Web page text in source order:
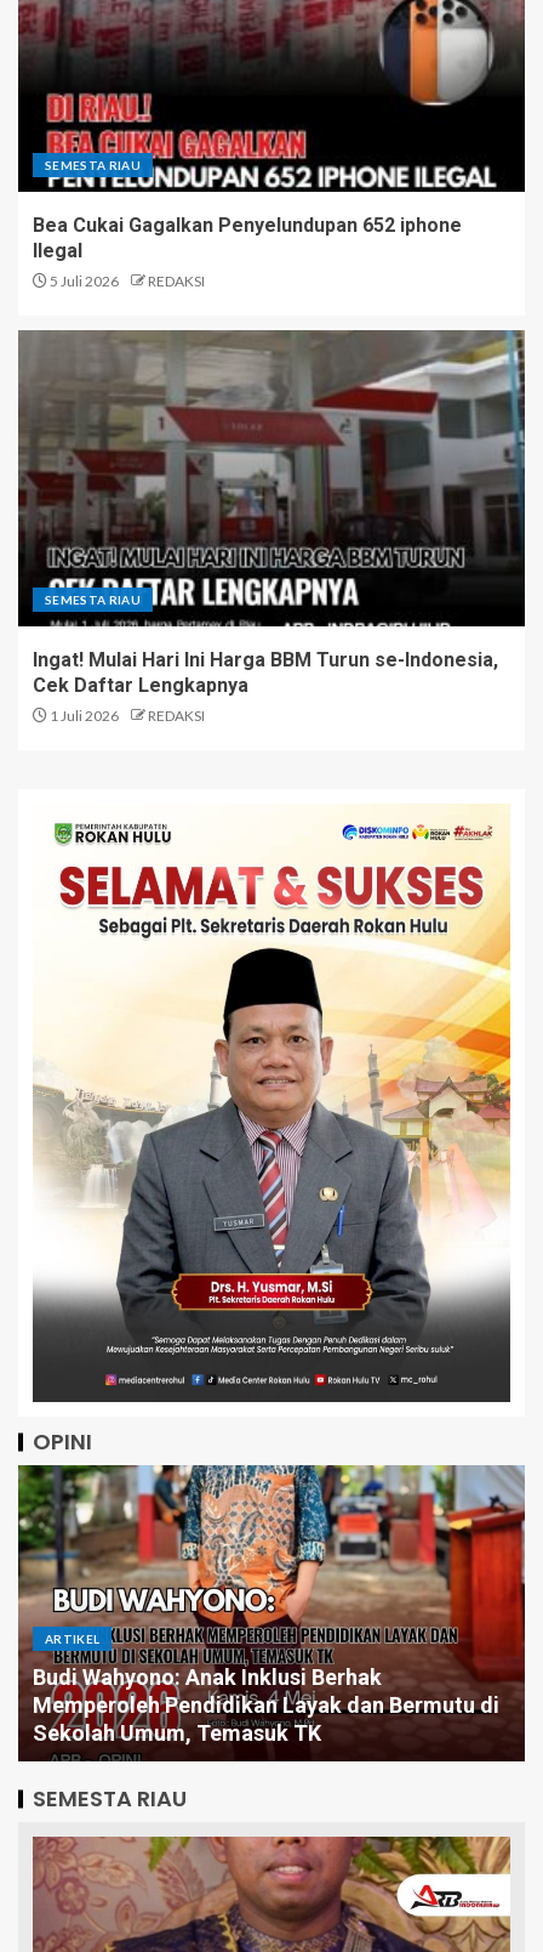
SEMESTA RIAU
Bea Cukai Gagalkan Penyelundupan 652 iphone
Ilegal
5 Juli 2026 REDAKSI
SEMESTA RIAU
Ingat! Mulai Hari Ini Harga BBM Turun se-Indonesia,
Cek Daftar Lengkapnya
1 Juli 2026 REDAKSI
OPINI
ARTIKEL
Budi Wahyono: Anak Inklusi Berhak
Memperoleh Pendidikan Layak dan Bermutu di
Sekolah Umum, Temasuk TK
SEMESTA RIAU